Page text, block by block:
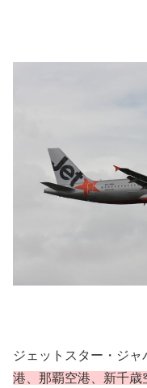
ジェットスター・ジャ
港、那覇空港、新千